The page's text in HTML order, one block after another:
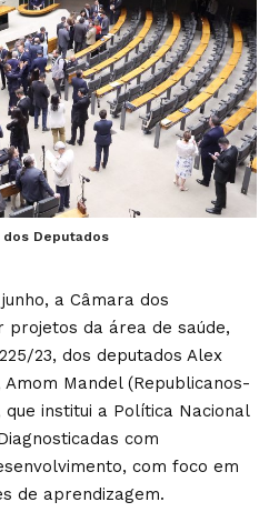
dos Deputados
a Câmara dos
projetos da área de saúde,
23, dos deputados Alex
Amom Mandel (Republicanos-
que institui a Política Nacional
com
com foco em
de aprendizagem.